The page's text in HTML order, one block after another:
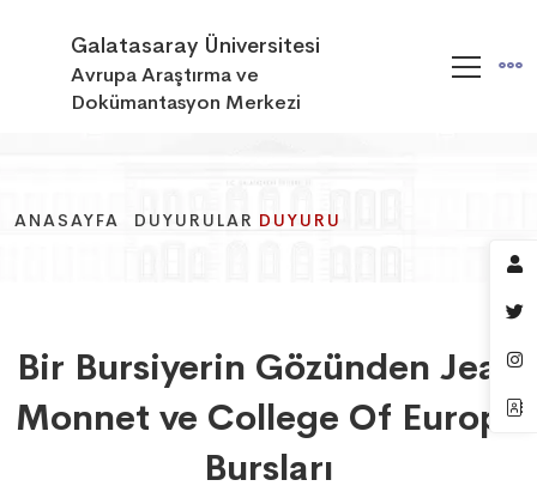
Galatasaray Üniversitesi
Avrupa Araştırma ve
Dokümantasyon Merkezi
ANASAYFA DUYURULAR DUYURU
ANASAYFA DUYURULAR DUYURU
ANASAYFA DUYURULAR DUYURU
Bir Bursiyerin Gözünden Jean
Monnet ve College Of Europe
Bursları